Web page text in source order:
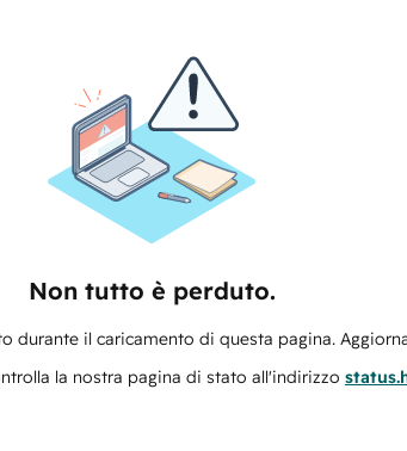
Non tutto è perduto.
durante il caricamento di questa pagina.
la nostra pagina di stato all'indirizzo